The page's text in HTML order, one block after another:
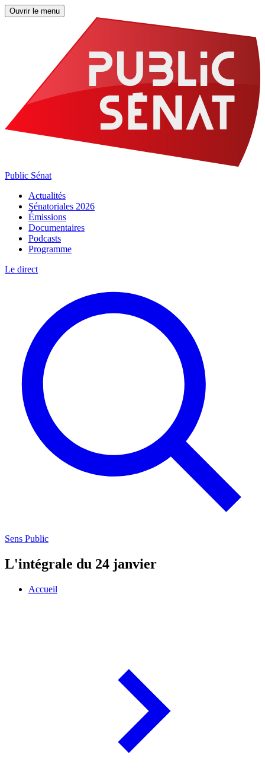
Ouvrir le menu
Public Sénat
Actualités
Sénatoriales 2026
Émissions
Documentaires
Podcasts
Programme
Le direct
Sens Public
L'intégrale du 24 janvier
Accueil